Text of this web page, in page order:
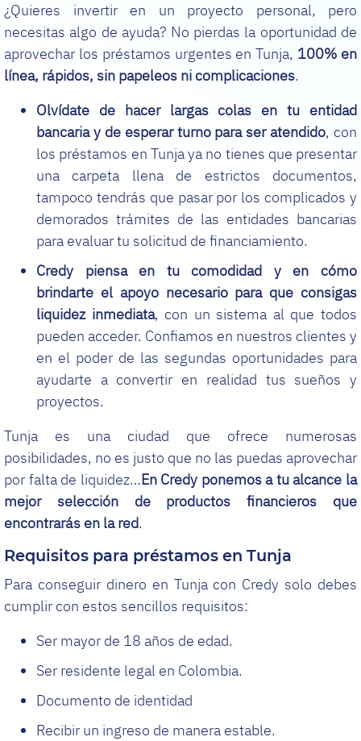
¿Quieres invertir en un proyecto personal, pero
necesitas algo de ayuda? No pierdas la oportunidad de
aprovechar los préstamos urgentes en Tunja, 100% en
línea, rápidos, sin papeleos ni complicaciones.
Olvídate de hacer largas colas en tu entidad
bancaria y de esperar turno para ser atendido, con
los préstamos en Tunja ya no tienes que presentar
una carpeta llena de estrictos documentos,
tampoco tendrás que pasar por los complicados y
demorados trámites de las entidades bancarias
para evaluar tu solicitud de financiamiento.
Credy piensa en tu comodidad y en cómo
brindarte el apoyo necesario para que consigas
liquidez inmediata, con un sistema al que todos
pueden acceder. Confiamos en nuestros clientes y
en el poder de las segundas oportunidades para
ayudarte a convertir en realidad tus sueños y
proyectos.
Tunja es una ciudad que ofrece numerosas
posibilidades, no es justo que no las puedas aprovechar
por falta de liquidez…En Credy ponemos a tu alcance la
mejor selección de productos financieros que
encontrarás en la red.
Requisitos para préstamos en Tunja
Para conseguir dinero en Tunja con Credy solo debes
cumplir con estos sencillos requisitos:
Ser mayor de 18 años de edad.
Ser residente legal en Colombia.
Documento de identidad
Recibir un ingreso de manera estable.